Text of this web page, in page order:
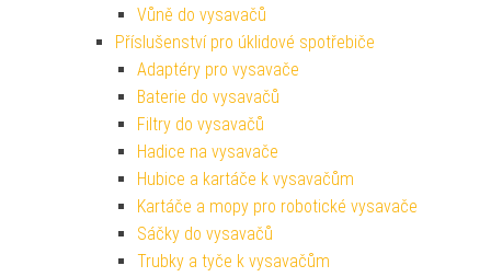
Vůně do vysavačů
Příslušenství pro úklidové spotřebiče
Adaptéry pro vysavače
Baterie do vysavačů
Filtry do vysavačů
Hadice na vysavače
Hubice a kartáče k vysavačům
Kartáče a mopy pro robotické vysavače
Sáčky do vysavačů
Trubky a tyče k vysavačům